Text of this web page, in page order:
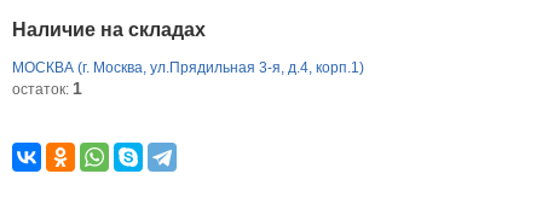
Наличие на складах
МОСКВА (г. Москва, ул.Прядильная 3-я, д.4, корп.1)
остаток: 1